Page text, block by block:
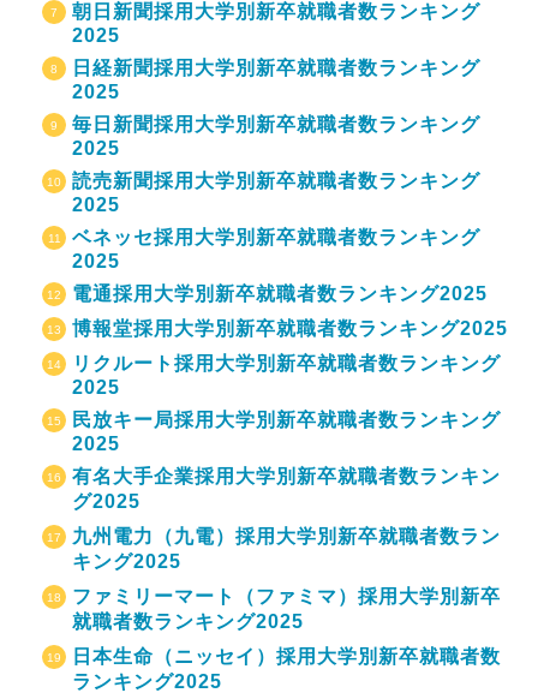
朝日新聞採用大学別新卒就職者数ランキング
2025
日経新聞採用大学別新卒就職者数ランキング
2025
毎日新聞採用大学別新卒就職者数ランキング
2025
読売新聞採用大学別新卒就職者数ランキング
2025
ベネッセ採用大学別新卒就職者数ランキング
2025
電通採用大学別新卒就職者数ランキング2025
博報堂採用大学別新卒就職者数ランキング2025
リクルート採用大学別新卒就職者数ランキング
2025
民放キー局採用大学別新卒就職者数ランキング
2025
有名大手企業採用大学別新卒就職者数ランキン
グ2025
九州電力（九電）採用大学別新卒就職者数ラン
キング2025
ファミリーマート（ファミマ）採用大学別新卒
就職者数ランキング2025
日本生命（ニッセイ）採用大学別新卒就職者数
ランキング2025